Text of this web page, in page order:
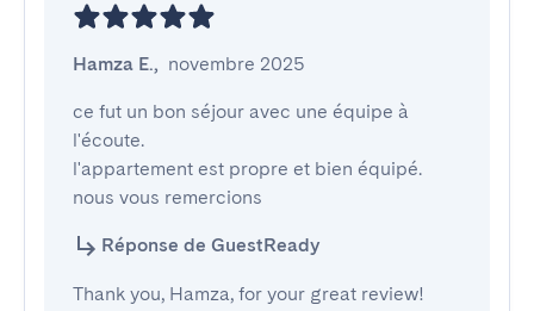
Hamza E., novembre 2025
ce fut un bon séjour avec une équipe à
l'écoute.
l'appartement est propre et bien équipé.
nous vous remercions
Réponse de GuestReady
Thank you, Hamza, for your great review!